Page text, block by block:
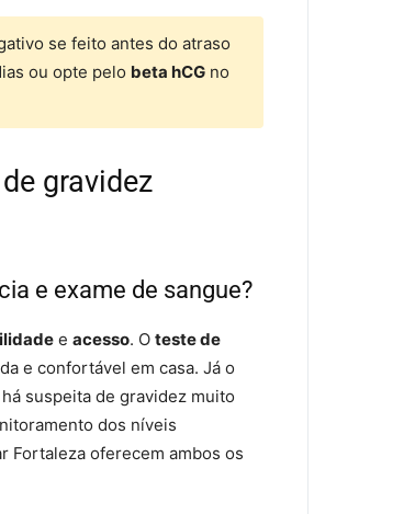
se feito antes do atraso
ou opte pelo beta hCG no
gravidez
e exame de sangue?
e acesso. O teste de
e confortável em casa. Já o
suspeita de gravidez muito
dos níveis
Fortaleza oferecem ambos os